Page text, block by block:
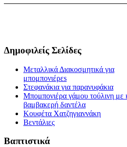
Δημοφιλείς Σελίδες
Μεταλλικά Διακοσμητικά για
μπομπονιέρεs
Στεφανάκια για παρανυφάκια
Μπομπονιέρα γάμου τούλινη με
βαμβακερή δαντέλα
Κουφέτα Χατζηγιαννάκη
Βεντάλιες
Βαπτιστικά